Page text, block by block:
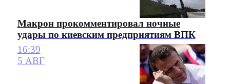
Макрон прокомментировал ночные
удары по киевским предприятиям ВПК
16:39
5 АВГ